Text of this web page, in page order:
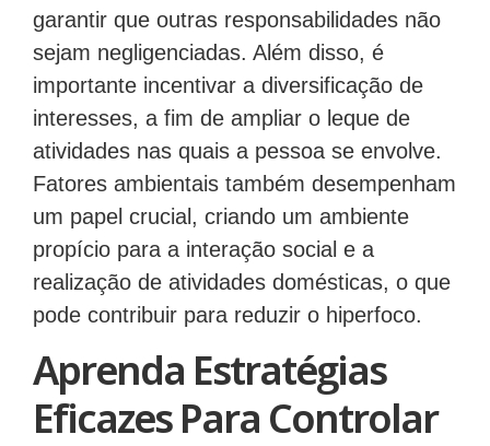
garantir que outras responsabilidades não
sejam negligenciadas. Além disso, é
importante incentivar a diversificação de
interesses, a fim de ampliar o leque de
atividades nas quais a pessoa se envolve.
Fatores ambientais também desempenham
um papel crucial, criando um ambiente
propício para a interação social e a
realização de atividades domésticas, o que
pode contribuir para reduzir o hiperfoco.
Aprenda Estratégias
Eficazes Para Controlar